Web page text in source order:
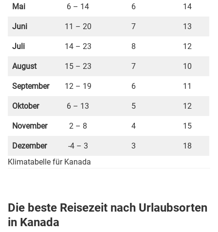
Mai 6 – 14 6 14
Juni 11 – 20 7 13
Juli 14 – 23 8 12
August 15 – 23 7 10
September 12 – 19 6 11
Oktober 6 – 13 5 12
November 2 – 8 4 15
Dezember -4 – 3 3
18
Klimatabelle für Kanada
Die beste Reisezeit nach Urlaubsorten
in Kanada